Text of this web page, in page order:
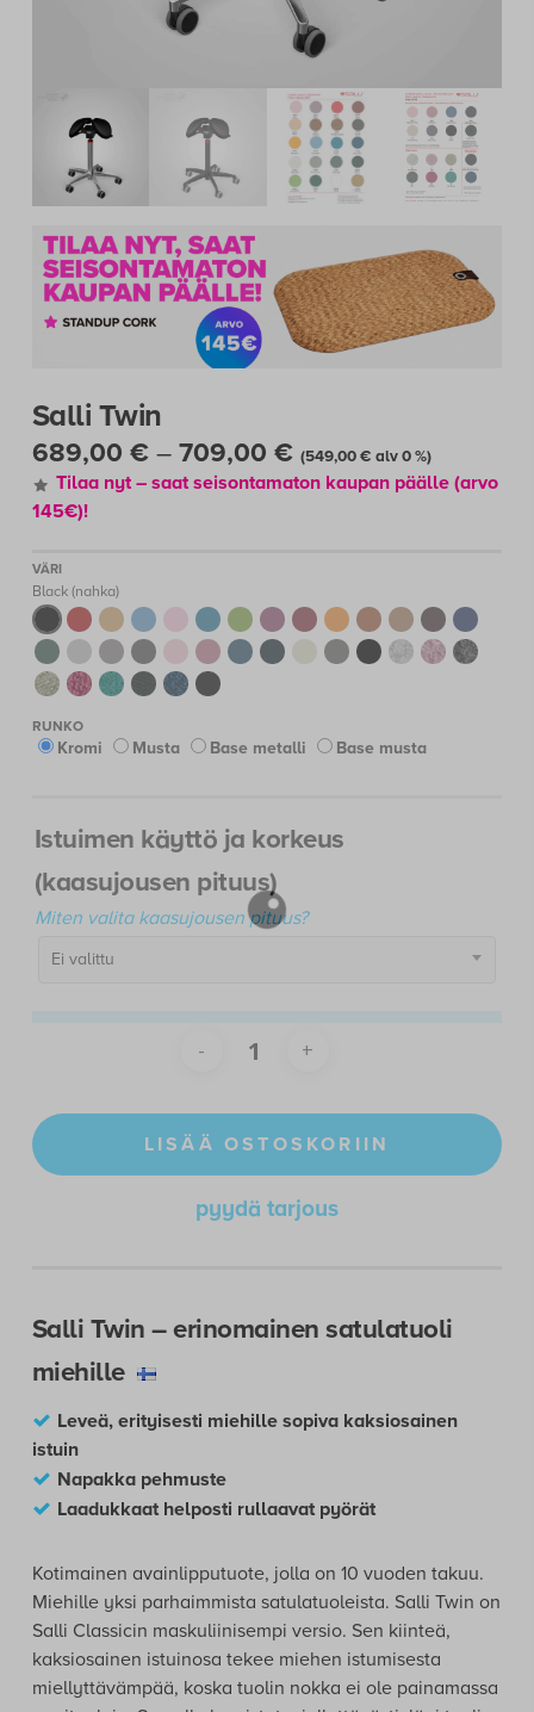
Salli Twin
689,00 € – 709,00 €Hintaluokka:
689,00 €
(549,00€ alv 0 %)
Tilaa nyt – saat seisontamaton kaupan päälle (arvo
145€)!
Black (nahka)
Kromi Musta Base metalli Base musta
Istuimen käyttö ja korkeus
(kaasujousen pituus)
Miten valita kaasujousen pituus?
Ei valittu
€
Salli Twin – erinomainen satulatuoli
miehille
Leveä, erityisesti miehille sopiva kaksiosainen
Napakka pehmuste
Laadukkaat helposti rullaavat pyörät
Kotimainen avainlipputuote, jolla on 10 vuoden takuu.
Miehille yksi parhaimmista satulatuoleista. Salli Twin on